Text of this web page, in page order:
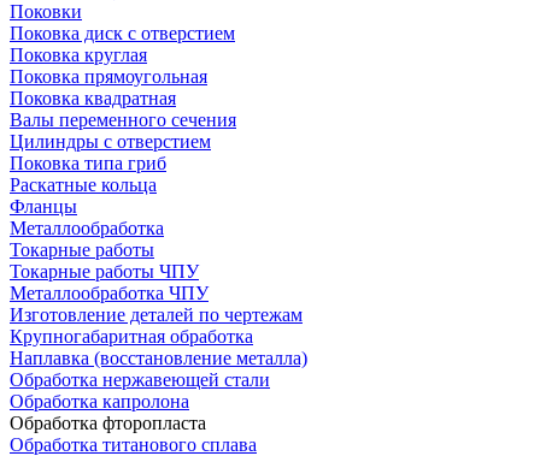
Поковки
Поковка диск с отверстием
Поковка круглая
Поковка прямоугольная
Поковка квадратная
Валы переменного сечения
Цилиндры с отверстием
Поковка типа гриб
Раскатные кольца
Фланцы
Металлообработка
Токарные работы
Токарные работы ЧПУ
Металлообработка ЧПУ
Изготовление деталей по чертежам
Крупногабаритная обработка
Наплавка (восстановление металла)
Обработка нержавеющей стали
Обработка капролона
Обработка фторопласта
Обработка титанового сплава